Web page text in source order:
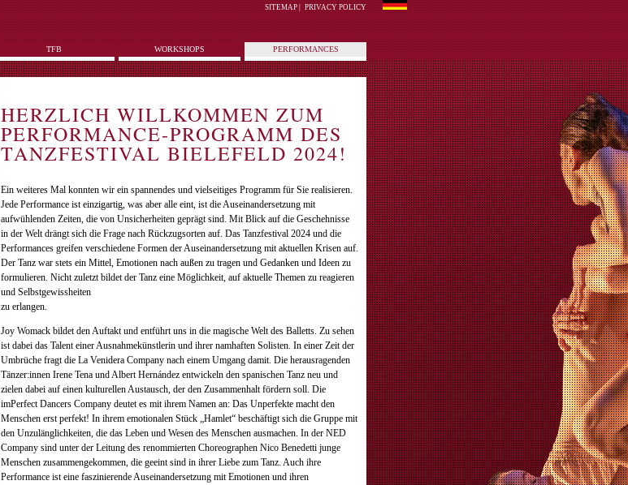
SITEMAP PRIVACY POLICY
TFB WORKSHOPS PERFORMANCES
HERZLICH WILLKOMMEN ZUM
PERFORMANCE-PROGRAMM DES
TANZFESTIVAL BIELEFELD 2024!
Ein weiteres Mal konnten wir ein spannendes und vielseitiges Programm für Sie realisieren.
Jede Performance ist einzigartig, was aber alle eint, ist die Auseinandersetzung mit
aufwühlenden Zeiten, die von Unsicherheiten geprägt sind. Mit Blick auf die Geschehnisse
in der Welt drängt sich die Frage nach Rückzugsorten auf. Das Tanzfestival 2024 und die
Performances greifen verschiedene Formen der Auseinandersetzung mit aktuellen Krisen auf.
Der Tanz war stets ein Mittel, Emotionen nach außen zu tragen und Gedanken und Ideen zu
formulieren. Nicht zuletzt bildet der Tanz eine Möglichkeit, auf aktuelle Themen zu reagieren
und Selbstgewiss­heiten
zu erlangen.
Joy Womack bildet den Auftakt und entführt uns in die magische Welt des Balletts. Zu sehen
ist dabei das Talent einer Ausnahmekünstlerin und ihrer namhaften Solisten. In einer Zeit der
Umbrüche fragt die La Venidera Company nach einem Umgang damit. Die herausragenden
Tänzer:innen Irene Tena und Albert Hernández entwickeln den spanischen Tanz neu und
zielen dabei auf einen kulturellen Austausch, der den Zusammenhalt fördern soll. Die
imPerfect Dancers Company deutet es mit ihrem Namen an: Das Unperfekte macht den
Menschen erst perfekt! In ihrem emotionalen Stück „Hamlet“ beschäftigt sich die Gruppe mit
den Unzulänglichkeiten, die das Leben und Wesen des Menschen ausmachen. In der NED
Company sind unter der Leitung des renommierten Choreographen Nico Benedetti junge
Menschen zusammengekommen, die geeint sind in ihrer Liebe zum Tanz. Auch ihre
Performance ist eine faszinierende Auseinandersetzung mit Emotionen und ihren